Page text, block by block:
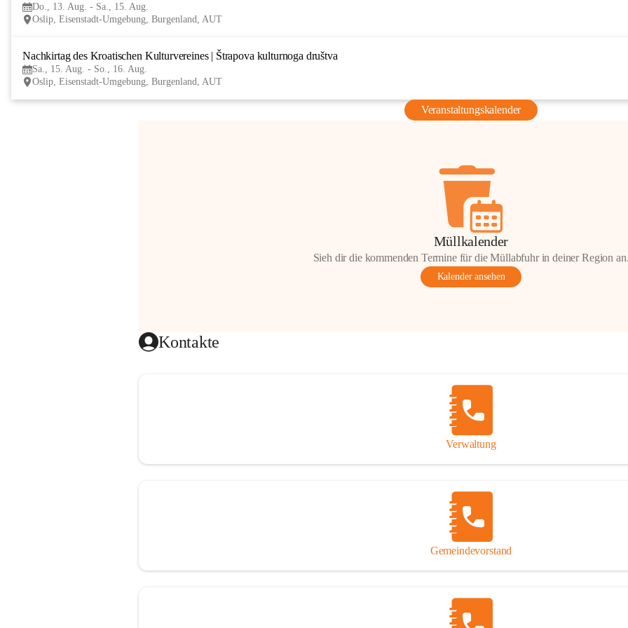
Do., 13. Aug. - Sa., 15. Aug.
Oslip, Eisenstadt-Umgebung, Burgenland, AUT
Nachkirtag des Kroatischen Kulturvereines | Štrapova kulturnoga društva
Sa., 15. Aug. - So., 16. Aug.
Oslip, Eisenstadt-Umgebung, Burgenland, AUT
Veranstaltungskalender
Müllkalender
Sieh dir die kommenden Termine für die Müllabfuhr in deiner Region an.
Kalender ansehen
Kontakte
Verwaltung
Gemeindevorstand